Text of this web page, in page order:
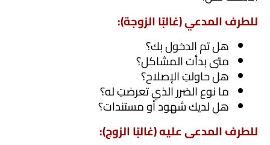
للطرف المدعي (غالبًا الزوجة):
هل تم الدخول بك؟
متى بدأت المشاكل؟
هل حاولتِ الإصلاح؟
ما نوع الضرر الذي تعرضتِ له؟
هل لديك شهود أو مستندات؟
للطرف المدعى عليه (غالبًا الزوج):